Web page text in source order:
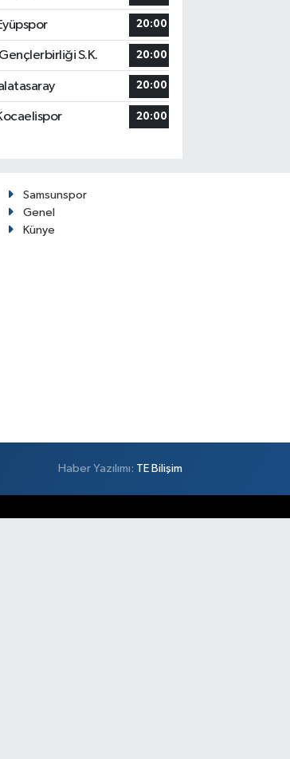
20:00
S.K. 20:00
20:00
20:00
Samsunspor
Genel
Künye
Haber Yazılımı: TE Bilişim